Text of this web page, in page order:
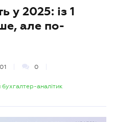
у 2025: із 1
але по-
0
аналітик